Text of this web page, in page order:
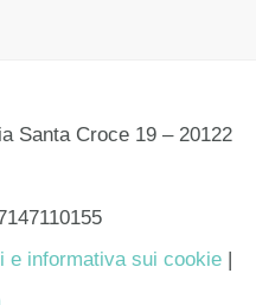
Santa Croce 19 – 20122
e informativa sui cookie